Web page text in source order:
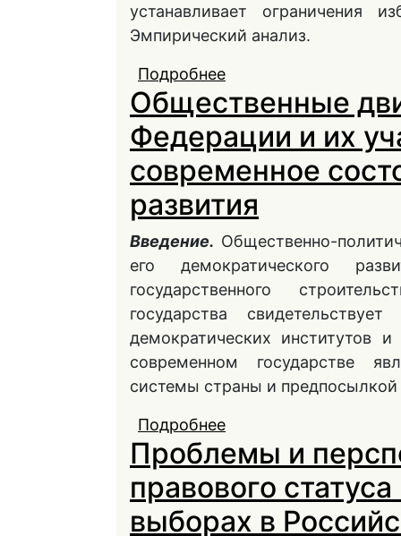
устанавливает ограничения
Эмпирический анализ.
Подробнее
прав граждан
Общественные
Федерации и их
современное
развития
Введение. Общественно-
его демократического
государственного
государства
демократических институтов
современном государстве
системы страны и предпосылкой
Подробнее
в выборах:
Проблемы и
правового
выборах в